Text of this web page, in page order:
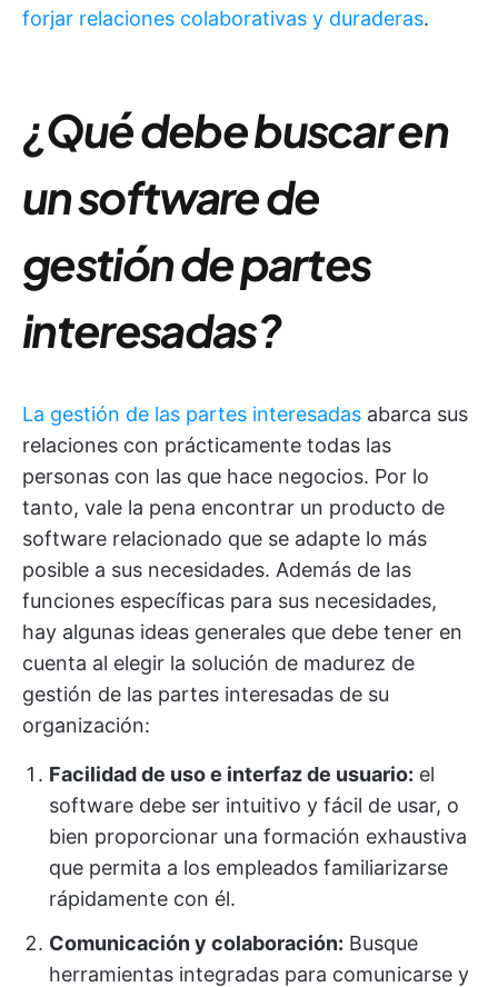
forjar relaciones colaborativas y duraderas.
¿Qué debe buscar en
un software de
gestión de partes
interesadas?
La gestión de las partes interesadas abarca sus
relaciones con prácticamente todas las
personas con las que hace negocios. Por lo
tanto, vale la pena encontrar un producto de
software relacionado que se adapte lo más
posible a sus necesidades. Además de las
funciones específicas para sus necesidades,
hay algunas ideas generales que debe tener en
cuenta al elegir la solución de madurez de
gestión de las partes interesadas de su
organización:
Facilidad de uso e interfaz de usuario: el
software debe ser intuitivo y fácil de usar, o
bien proporcionar una formación exhaustiva
que permita a los empleados familiarizarse
rápidamente con él.
Comunicación y colaboración: Busque
herramientas integradas para comunicarse y